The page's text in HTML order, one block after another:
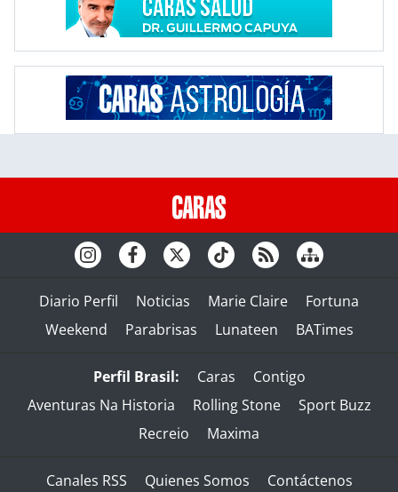
Diario Perfil Noticias Marie Claire
Fortuna
Weekend
Parabrisas Lunateen BATimes
Perfil Brasil: Caras
Contigo
Aventuras Na Historia
Rolling Stone
Sport Buzz
Recreio
Maxima
Canales RSS Quienes Somos Contáctenos